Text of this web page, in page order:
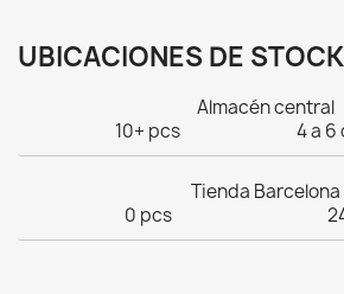
UBICACIONES DE STOCK
Almacén central
10+ pcs
4 a 6
Tienda Barcelona
0 pcs